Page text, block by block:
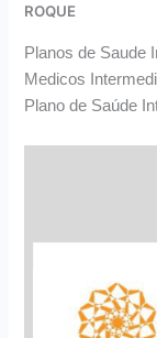
ROQUE
Planos de Saude
Medicos
Plano de Saúde